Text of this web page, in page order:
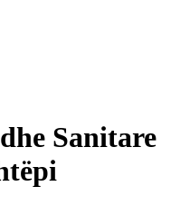
Sanitare